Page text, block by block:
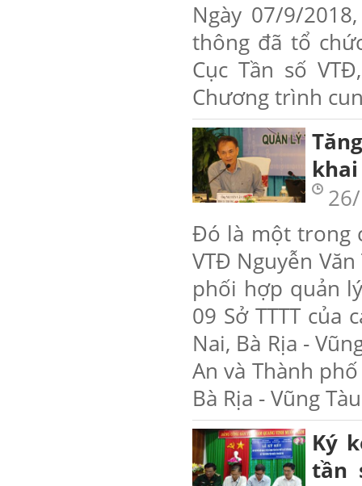
Ngày 07/9/
thông đã tổ
Cục Tần số
Chương trình
Đó là một trong
VTĐ Nguyễn
phối hợp quản
09 Sở TTTT của
Nai, Bà Rịa -
An và Thành
Bà Rịa - Vũng
Ký
tần